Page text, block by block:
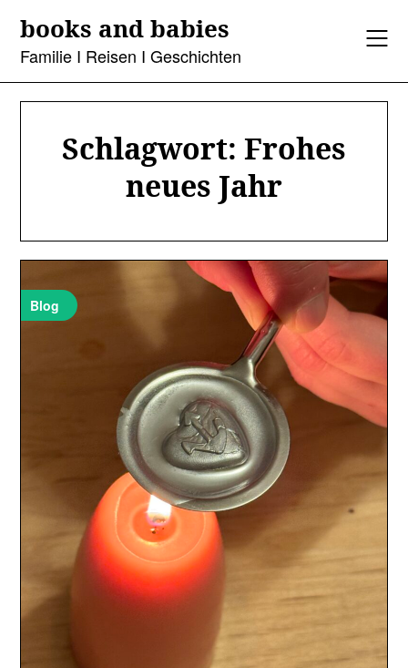
content
books and babies
Familie I Reisen I Geschichten
Schlagwort: Frohes
neues Jahr
Blog